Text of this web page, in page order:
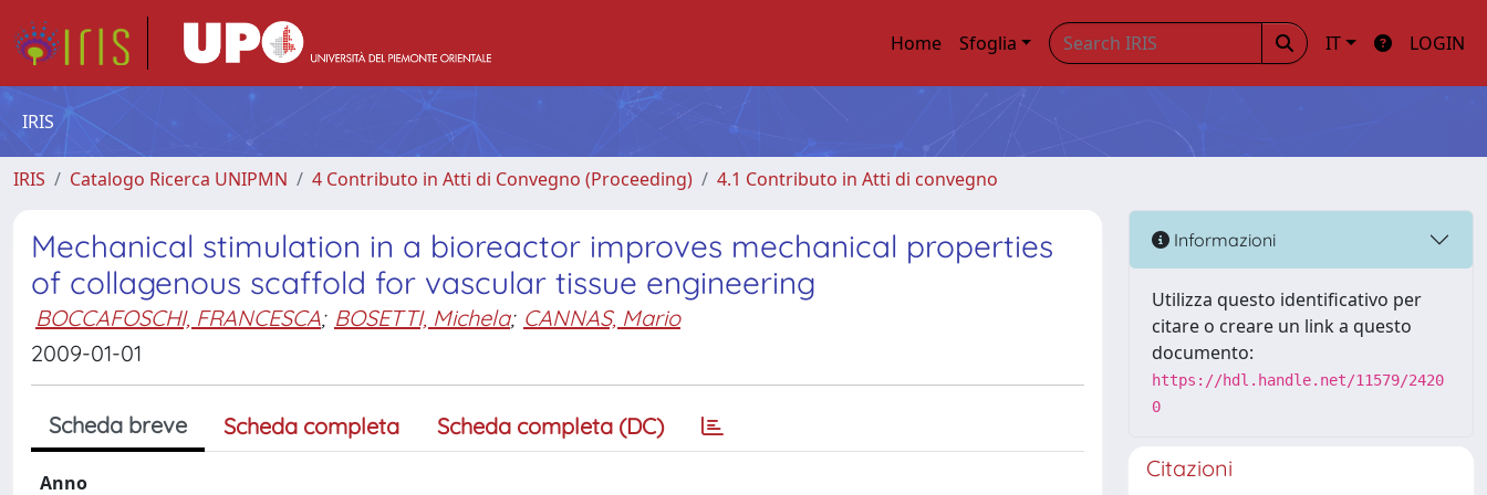
Home Sfoglia IT LOGIN
IRIS
IRIS Catalogo Ricerca UNIPMN 4 Contributo in Atti di Convegno (Proceeding) 4.1 Contributo in Atti di convegno
Mechanical stimulation in a bioreactor improves mechanical properties
of collagenous scaffold for vascular tissue engineering
BOCCAFOSCHI, FRANCESCA; BOSETTI, Michela; CANNAS, Mario
2009-01-01
Scheda breve Scheda completa Scheda completa (DC)
Anno
Informazioni
Utilizza questo identificativo per
citare o creare un link a questo
documento:
https://hdl.handle.net/11579/2420
0
Citazioni